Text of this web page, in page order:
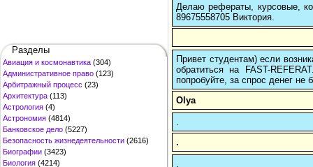
Разделы
Авиация и космонавтика (304)
Административное право (123)
Арбитражный процесс (23)
Архитектура (113)
Астрология (4)
Астрономия (4814)
Банковское дело (5227)
Безопасность жизнедеятельности (2616)
Биографии (3423)
Биология (4214)
Делаю рефераты, курсовые,
89675558705 Виктория.
Привет студентам) если
обратиться на FAST-
попробуйте, за спрос денег не
Olya
.